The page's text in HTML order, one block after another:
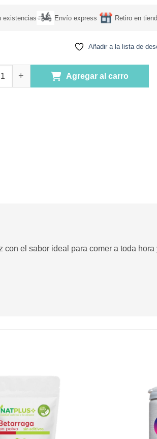
existencias Envío express Retiro en
Añadir a la lista de
Agregar al carro
el sabor ideal para comer a toda hora